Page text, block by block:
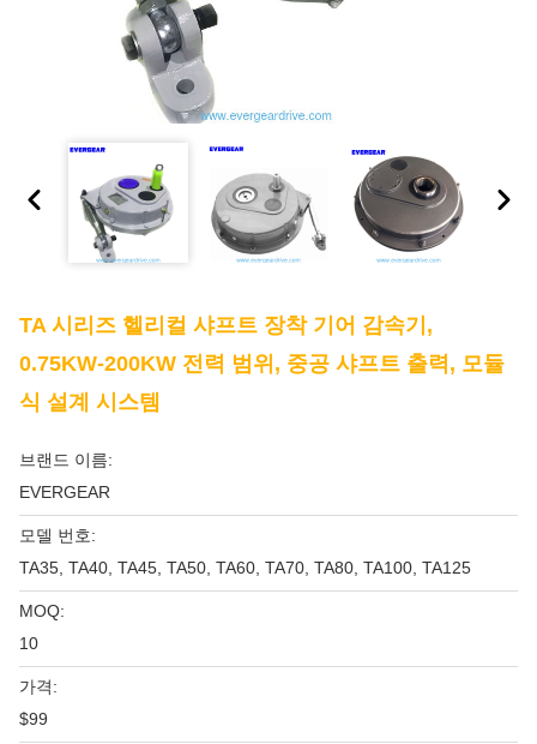
TA 시리즈 헬리컬 샤프트 장착 기어 감속기,
0.75KW-200KW 전력 범위, 중공 샤프트 출력, 모듈
식 설계 시스템
브랜드 이름:
EVERGEAR
모델 번호:
TA35, TA40, TA45, TA50, TA60, TA70, TA80, TA100, TA125
MOQ:
10
가격:
$99